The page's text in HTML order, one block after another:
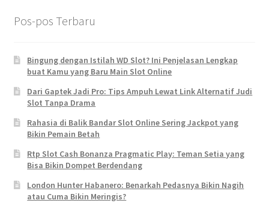
Pos-pos Terbaru
Bingung dengan Istilah WD Slot? Ini Penjelasan Lengkap
buat Kamu yang Baru Main Slot Online
Dari Gaptek Jadi Pro: Tips Ampuh Lewat Link Alternatif Judi
Slot Tanpa Drama
Rahasia di Balik Bandar Slot Online Sering Jackpot yang
Bikin Pemain Betah
Rtp Slot Cash Bonanza Pragmatic Play: Teman Setia yang
Bisa Bikin Dompet Berdendang
London Hunter Habanero: Benarkah Pedasnya Bikin Nagih
atau Cuma Bikin Meringis?